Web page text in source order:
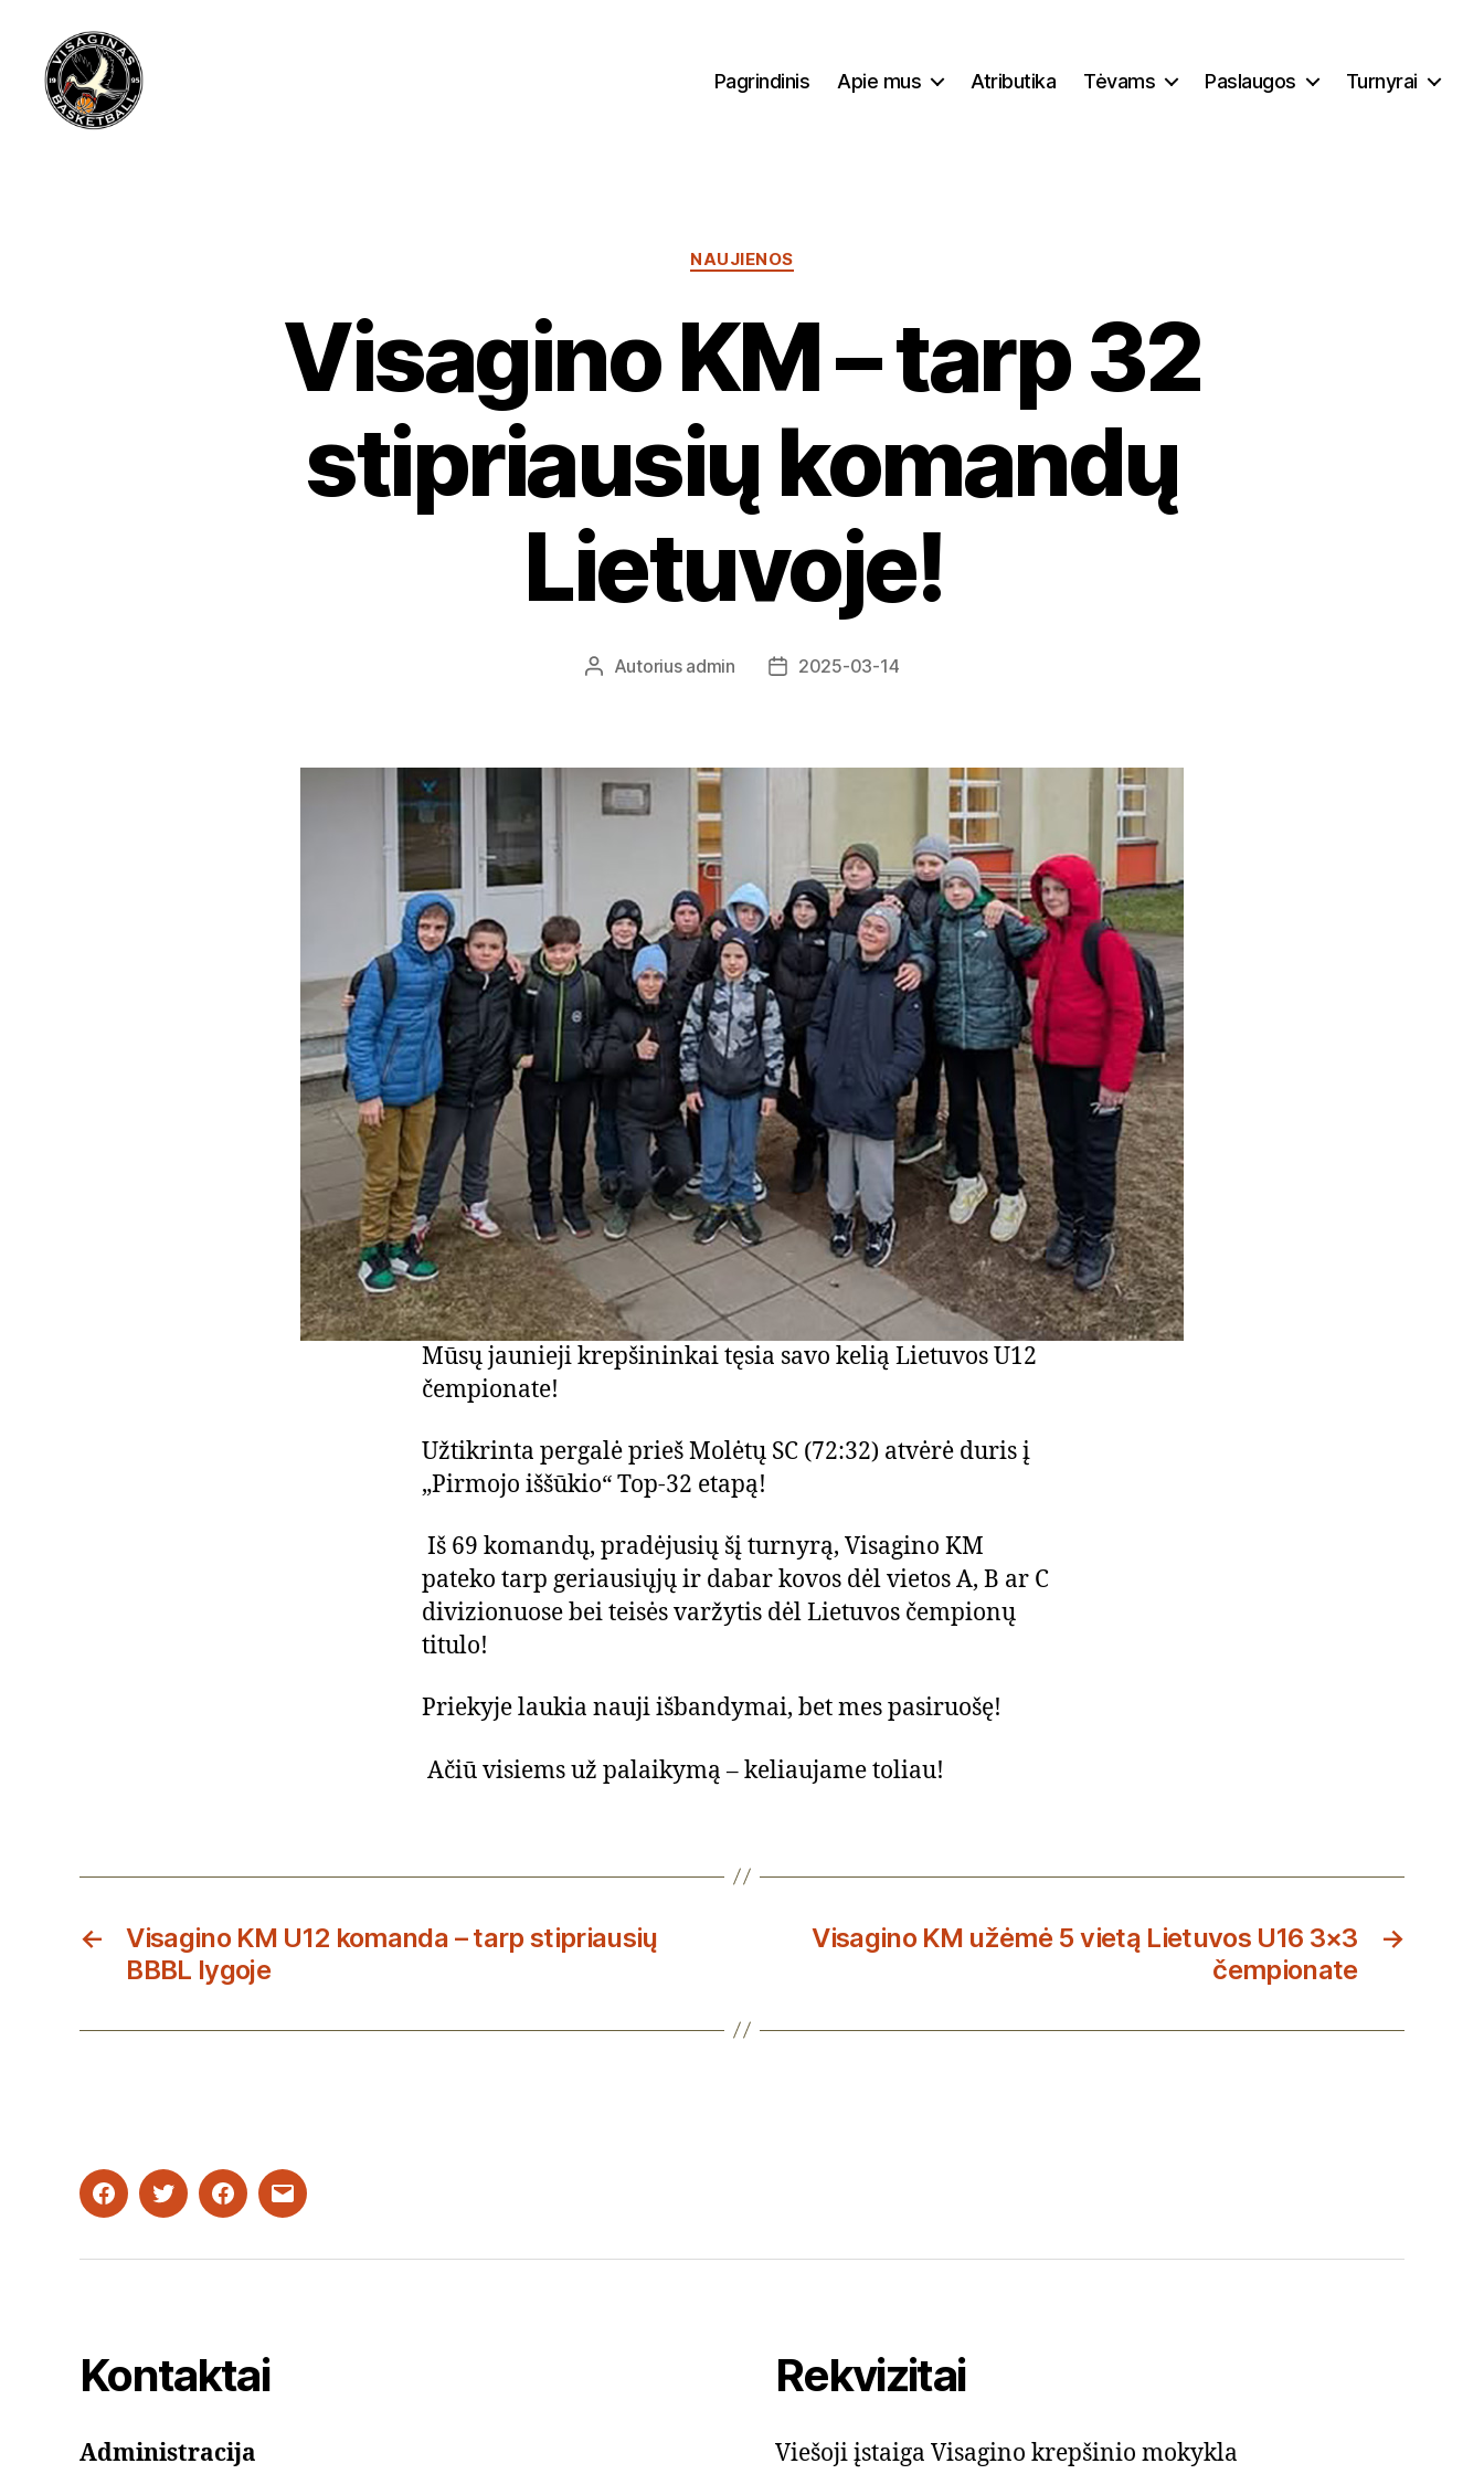
Pagrindinis Apie mus Atributika Tėvams Paslaugos Turnyrai
Kategorijos
NAUJIENOS
Visagino KM – tarp 32
stipriausių komandų
Lietuvoje!
ĮrašoAutorius admin
Įrašo2025-03-14
Mūsų jaunieji krepšininkai tęsia savo kelią Lietuvos U12
čempionate!
Užtikrinta pergalė prieš Molėtų SC (72:32) atvėrė duris į
„Pirmojo iššūkio“ Top-32 etapą!
Iš 69 komandų, pradėjusių šį turnyrą, Visagino KM
pateko tarp geriausiųjų ir dabar kovos dėl vietos A, B ar C
divizionuose bei teisės varžytis dėl Lietuvos čempionų
titulo!
Priekyje laukia nauji išbandymai, bet mes pasiruošę!
Ačiū visiems už palaikymą – keliaujame toliau!
←
Visagino KM U12 komanda – tarp stipriausių
BBBL lygoje
→
Visagino KM užėmė 5 vietą Lietuvos U16 3×3
čempionate
FacebookTwitterInstagram
Email
Kontaktai
Administracija
Rekvizitai
Viešoji įstaiga Visagino krepšinio mokykla